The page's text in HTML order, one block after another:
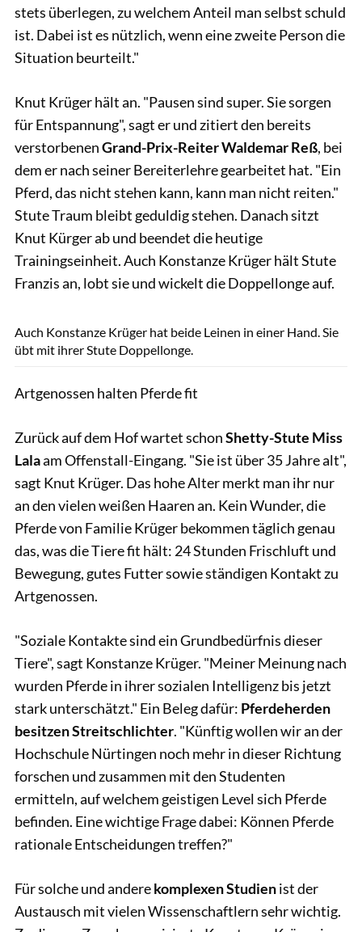
stets überlegen, zu welchem Anteil man selbst schuld
ist. Dabei ist es nützlich, wenn eine zweite Person die
Situation beurteilt."
Knut Krüger hält an. "Pausen sind super. Sie sorgen
für Entspannung", sagt er und zitiert den bereits
verstorbenenGrand-Prix-Reiter Waldemar Reß, bei
dem er nach seiner Bereiterlehre gearbeitet hat. "Ein
Pferd, das nicht stehen kann, kann man nicht reiten."
Stute Traum bleibt geduldig stehen. Danach sitzt
Knut Kürger ab und beendet die heutige
Trainingseinheit. Auch Konstanze Krüger hält Stute
Franzis an, lobt sie und wickelt die Doppellonge auf.
Auch Konstanze Krüger hat beide Leinen in einer Hand. Sie
übt mit ihrer Stute Doppellonge.
Artgenossen halten Pferde fit
Zurück auf dem Hof wartet schonShetty-Stute Miss
Lalaam Offenstall-Eingang. "Sie ist über 35 Jahre alt",
sagt Knut Krüger. Das hohe Alter merkt man ihr nur
an den vielen weißen Haaren an. Kein Wunder, die
Pferde von Familie Krüger bekommen täglich genau
das, was die Tiere fit hält: 24 Stunden Frischluft und
Bewegung, gutes Futter sowie ständigen Kontakt zu
Artgenossen.
"Soziale Kontakte sind ein Grundbedürfnis dieser
Tiere", sagt Konstanze Krüger. "Meiner Meinung nach
wurden Pferde in ihrer sozialen Intelligenz bis jetzt
stark unterschätzt." Ein Beleg dafür: Pferdeherden
besitzen Streitschlichter. "Künftig wollen wir an der
Hochschule Nürtingen noch mehr in dieser Richtung
forschen und zusammen mit den Studenten
ermitteln, auf welchem geistigen Level sich Pferde
befinden. Eine wichtige Frage dabei: Können Pferde
rationale Entscheidungen treffen?"
Für solche und anderekomplexen Studienist der
Austausch mit vielen Wissenschaftlern sehr wichtig.